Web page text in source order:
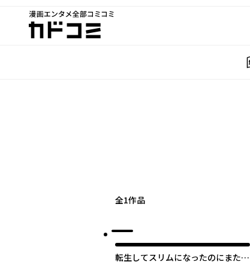
漫画エンタメ全部コミコミ
カドコミ
全1作品
転生してスリムになったのにまた太